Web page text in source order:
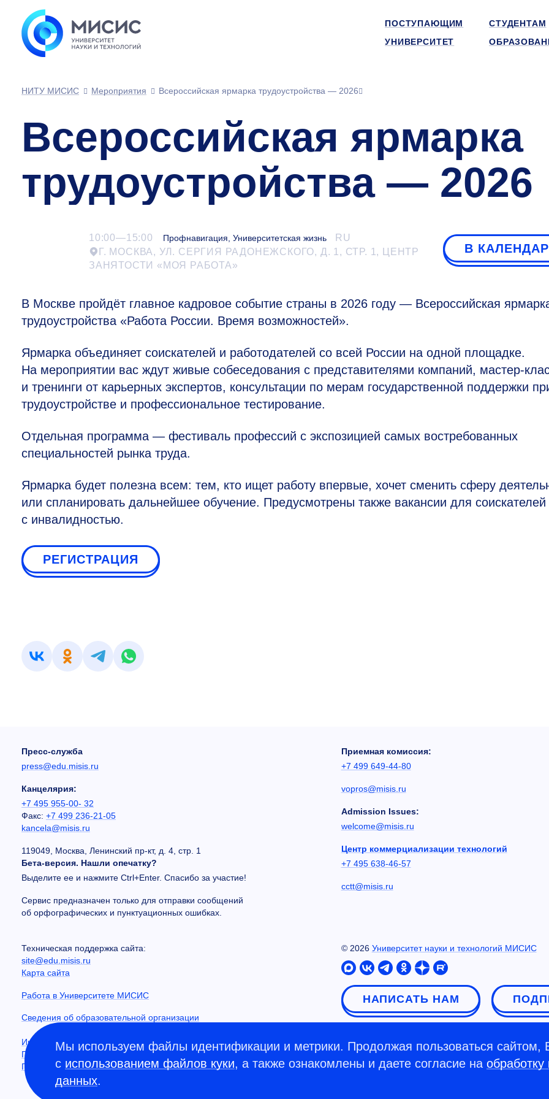
ПОСТУПАЮЩИМ СТУДЕНТАМ
УНИВЕРСИТЕТ
НИТУ МИСИС
Мероприятия Всероссийская ярмарка трудоустройства — 2026
Всероссийская ярмарка
трудоустройства — 2026
10:00—15:00 Профнавигация, Университетская жизнь
RU
Г. МОСКВА, УЛ. СЕРГИЯ РАДОНЕЖСКОГО, Д. 1, СТР. 1, ЦЕНТР
ЗАНЯТОСТИ «МОЯ РАБОТА»
В
В Москве пройдёт главное кадровое событие страны в 2026 году — Всероссийская
трудоустройства «Работа России. Время возможностей».
Ярмарка объединяет соискателей и работодателей со всей России на одной площадке.
На мероприятии вас ждут живые собеседования с представителями компаний, мастер-
и тренинги от карьерных экспертов, консультации по мерам государственной поддержки
трудоустройстве и профессиональное тестирование.
Отдельная программа — фестиваль профессий с экспозицией самых востребованных
специальностей рынка труда.
Ярмарка будет полезна всем: тем, кто ищет работу впервые, хочет сменить сферу
или спланировать дальнейшее обучение. Предусмотрены также вакансии для соискателей
с инвалидностью.
РЕГИСТРАЦИЯ
Пресс-служба
press@edu.misis.ru
Канцелярия:
+7 495 955-00- 32
Факс: +7 499 236-21-05
kancela@misis.ru
119049, Москва, Ленинский пр-кт, д. 4, стр. 1
Бета-версия. Нашли опечатку?
Выделите ее и нажмите Ctrl+Enter. Спасибо за участие!
Сервис предназначен только для отправки сообщений
об орфографических и пунктуационных ошибках.
Приемная комиссия:
+7 499 649-44-80
vopros@misis.ru
Admission Issues:
welcome@misis.ru
Центр коммерциализации технологий
+7 495 638-46-57
cctt@misis.ru
Техническая поддержка сайта:
site@edu.misis.ru
Карта сайта
Работа в Университете МИСИС
Сведения об образовательной организации
Информация о закупках
Противодействие коррупции
Политика конфиденциальности
© 2026 Университет науки и технологий МИСИС
НАПИСАТЬ НАМ
Мы используем файлы идентификации и метрики. Продолжая пользоваться сайтом,
с использованием файлов куки, а также ознакомлены и даете согласие на
данных.